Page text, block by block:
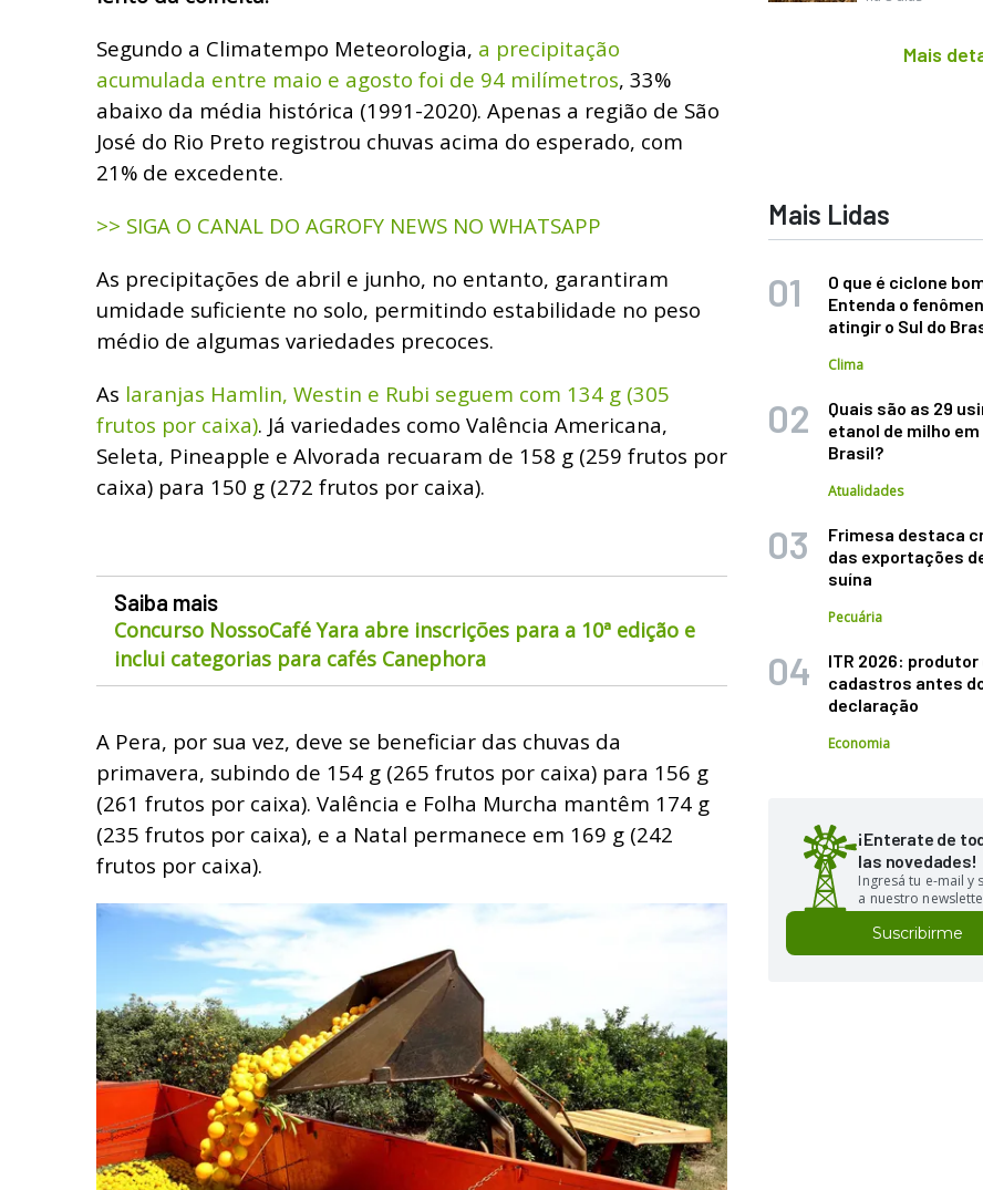
Segundo a Climatempo Meteorologia, a precipitação
acumulada entre maio e agosto foi de 94 milímetros, 33%
abaixo da média histórica (1991-2020). Apenas a região de São
José do Rio Preto registrou chuvas acima do esperado, com
21% de excedente.
>> SIGA O CANAL DO AGROFY NEWS NO WHATSAPP
As precipitações de abril e junho, no entanto, garantiram
umidade suficiente no solo, permitindo estabilidade no peso
médio de algumas variedades precoces.
As laranjas Hamlin, Westin e Rubi seguem com 134 g (305
frutos por caixa). Já variedades como Valência Americana,
Seleta, Pineapple e Alvorada recuaram de 158 g (259 frutos por
caixa) para 150 g (272 frutos por caixa).
Saiba mais
Concurso NossoCafé Yara abre inscrições para a 10ª edição e
inclui categorias para cafés Canephora
A Pera, por sua vez, deve se beneficiar das chuvas da
primavera, subindo de 154 g (265 frutos por caixa) para 156 g
(261 frutos por caixa). Valência e Folha Murcha mantêm 174 g
(235 frutos por caixa), e a Natal permanece em 169 g (242
frutos por caixa).
Mais
Mais Lidas
O que é ciclone
Entenda o
atingir o Sul do
Clima
Quais são as 29
etanol de milho
Brasil?
Atualidades
Frimesa destaca
das exportações
suína
Pecuária
ITR 2026:
cadastros antes
declaração
Economia
¡Enterate de
las novedades!
Ingresá tu e-mail y
a nuestro
Suscribirme